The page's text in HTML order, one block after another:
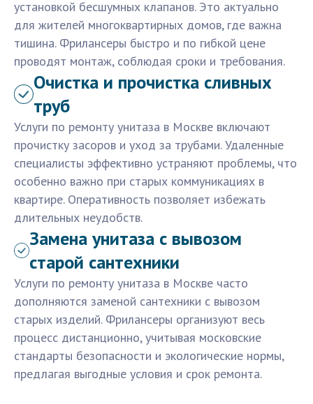
установкой бесшумных клапанов. Это актуально
для жителей многоквартирных домов, где важна
тишина. Фрилансеры быстро и по гибкой цене
проводят монтаж, соблюдая сроки и требования.
Очистка и прочистка сливных
труб
Услуги по ремонту унитаза в Москве включают
прочистку засоров и уход за трубами. Удаленные
специалисты эффективно устраняют проблемы, что
особенно важно при старых коммуникациях в
квартире. Оперативность позволяет избежать
длительных неудобств.
Замена унитаза с вывозом
старой сантехники
Услуги по ремонту унитаза в Москве часто
дополняются заменой сантехники с вывозом
старых изделий. Фрилансеры организуют весь
процесс дистанционно, учитывая московские
стандарты безопасности и экологические нормы,
предлагая выгодные условия и срок ремонта.